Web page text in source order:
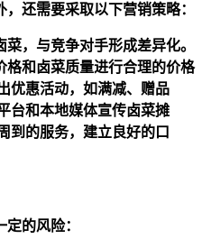
还需要采取以下营销策略：
，与竞争对手形成差异化。
和卤菜质量进行合理的价格
优惠活动，如满减、赠品
台和本地媒体宣传卤菜摊
到的服务，建立良好的口
的风险：